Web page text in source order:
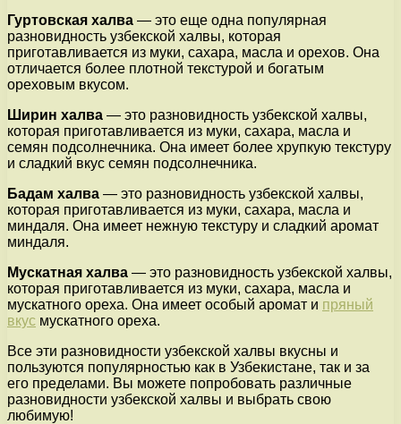
Гуртовская халва — это еще одна популярная
разновидность узбекской халвы, которая
приготавливается из муки, сахара, масла и орехов. Она
отличается более плотной текстурой и богатым
ореховым вкусом.
Ширин халва — это разновидность узбекской халвы,
которая приготавливается из муки, сахара, масла и
семян подсолнечника. Она имеет более хрупкую текстуру
и сладкий вкус семян подсолнечника.
Бадам халва — это разновидность узбекской халвы,
которая приготавливается из муки, сахара, масла и
миндаля. Она имеет нежную текстуру и сладкий аромат
миндаля.
Мускатная халва — это разновидность узбекской халвы,
которая приготавливается из муки, сахара, масла и
мускатного ореха. Она имеет особый аромат и пряный
вкус мускатного ореха.
Все эти разновидности узбекской халвы вкусны и
пользуются популярностью как в Узбекистане, так и за
его пределами. Вы можете попробовать различные
разновидности узбекской халвы и выбрать свою
любимую!